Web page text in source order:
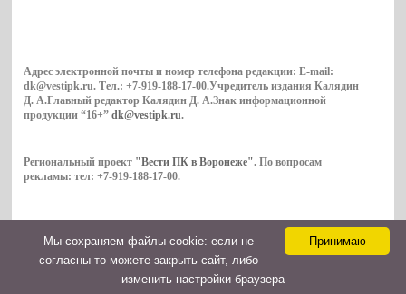
Адрес электронной почты и номер телефона редакции: E-mail:
dk@vestipk.ru. Тел.: +7-919-188-17-00.Учредитель издания Калядин
Д. А.Главный редактор Калядин Д. А.Знак информационной
продукции “16+”dk@vestipk.ru.
Региональный проект "Вести ПК в Воронеже". По вопросам
рекламы: тел: +7-919-188-17-00.
Copyright © 2026. ВестиПК в Воронеже
Контакты
Принимаю
Мы cохраняем файлы cookie: если не
согласны то можете закрыть сайт, либо
изменить настройки браузера